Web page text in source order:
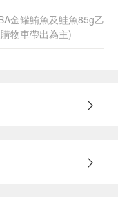
金罐鮪魚及鮭魚85g乙
物車帶出為主)